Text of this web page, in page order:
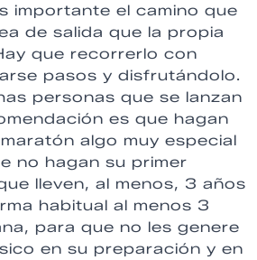
importante el camino que
de salida que la propia
que recorrerlo con
pasos y disfrutándolo.
personas que se lanzan
es que hagan
algo muy especial
no hagan su primer
lleven, al menos, 3 años
habitual al menos 3
para que no les genere
en su preparación y en